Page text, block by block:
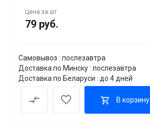
Цена за шт
79 руб.
Самовывоз : послезавтра
Доставка по Минску : послезавтра
Доставка по Беларуси : до 4 дней
В корзину